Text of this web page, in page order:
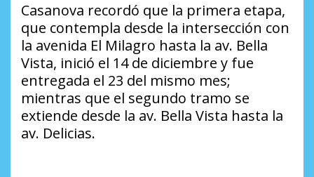
Casanova recordó que la primera etapa,
que contempla desde la intersección con
la avenida El Milagro hasta la av. Bella
Vista, inició el 14 de diciembre y fue
entregada el 23 del mismo mes;
mientras que el segundo tramo se
extiende desde la av. Bella Vista hasta la
av. Delicias.